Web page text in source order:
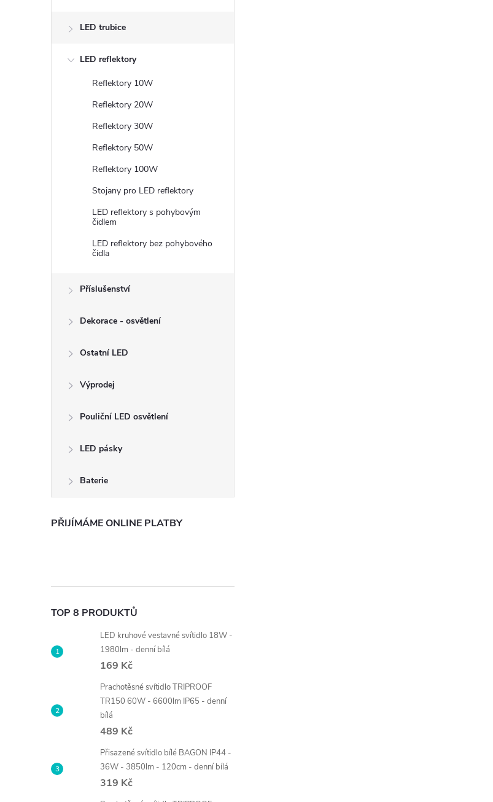
LED trubice
LED reflektory
Reflektory 10W
Reflektory 20W
Reflektory 30W
Reflektory 50W
Reflektory 100W
Stojany pro LED reflektory
LED reflektory s pohybovým
čidlem
LED reflektory bez pohybového
čidla
Příslušenství
Dekorace - osvětlení
Ostatní LED
Výprodej
Pouliční LED osvětlení
LED pásky
Baterie
PŘIJÍMÁME ONLINE PLATBY
TOP 8 PRODUKTŮ
LED kruhové vestavné svítidlo 18W -
1980lm - denní bílá
169 Kč
Prachotěsné svítidlo TRIPROOF
TR150 60W - 6600lm IP65 - denní
bílá
489 Kč
Přisazené svítidlo bílé BAGON IP44 -
36W - 3850lm - 120cm - denní bílá
319 Kč